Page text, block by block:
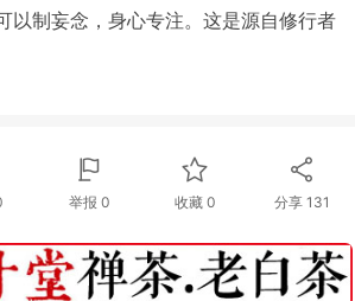
以制妄念，身心专注。这是源自修行者
举报 0 收藏 0 分享 131